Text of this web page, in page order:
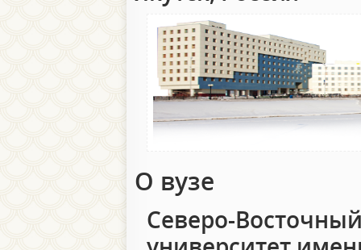
О вузе
Северо-